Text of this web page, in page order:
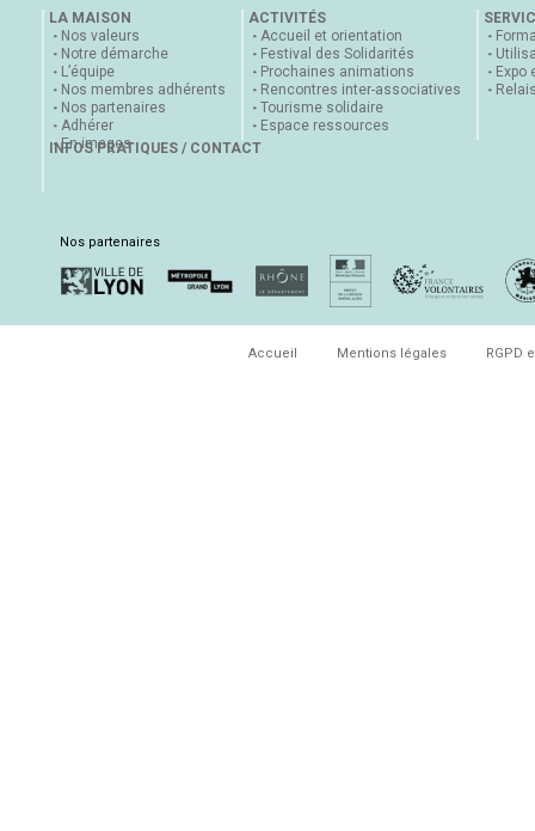
LA MAISON
Nos valeurs
Notre démarche
L’équipe
Nos membres adhérents
Nos partenaires
Adhérer
En images
ACTIVITÉS
Accueil et orientation
Festival des Solidarités
Prochaines animations
Rencontres inter-associatives
Tourisme solidaire
Espace ressources
Expo
INFOS PRATIQUES / CONTACT
Nos partenaires
Accueil Mentions légales RGPD